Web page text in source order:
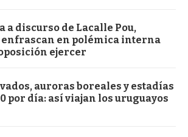
a discurso de Lacalle Pou,
enfrascan en polémica interna
ejercer
auroras boreales y estadías
por día: así viajan los uruguayos